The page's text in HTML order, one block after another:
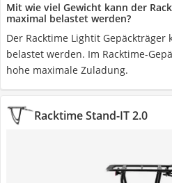
Mit wie viel Gewicht kann der
maximal belastet werden?
Der Racktime Lightit Gepäckträger
belastet werden. Im Racktime-
hohe maximale Zuladung.
Racktime Stand-IT 2.0